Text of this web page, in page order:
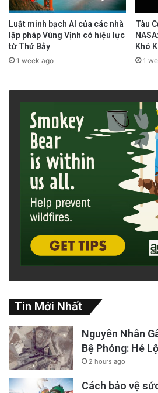
Luật minh bạch AI của các nhà
lập pháp Vùng Vịnh có hiệu lực
từ Thứ Bảy
1 week ago
Tàu
Khó
1
Tin Mới Nhất
Nguyên Nhân
Bệ Phóng: Hé
2 hours ago
Cách bảo vệ